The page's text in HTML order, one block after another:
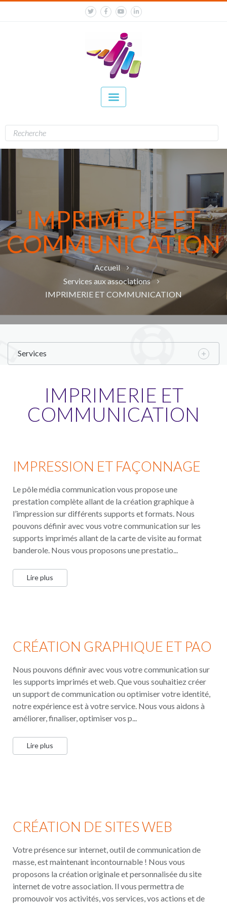
IMPRIMERIE ET
COMMUNICATION
Accueil
Services aux associations
IMPRIMERIE ET COMMUNICATION
Services
IMPRIMERIE ET
COMMUNICATION
IMPRESSION ET FAÇONNAGE
Le pôle média communication vous propose une
prestation complète allant de la création graphique à
l’impression sur différents supports et formats. Nous
pouvons définir avec vous votre communication sur les
supports imprimés allant de la carte de visite au format
banderole. Nous vous proposons une prestatio...
Lire plus
CRÉATION GRAPHIQUE ET PAO
Nous pouvons définir avec vous votre communication sur
les supports imprimés et web. Que vous souhaitiez créer
un support de communication ou optimiser votre identité,
notre expérience est à votre service. Nous vous aidons à
améliorer, finaliser, optimiser vos p...
Lire plus
CRÉATION DE SITES WEB
Votre présence sur internet, outil de communication de
masse, est maintenant incontournable ! Nous vous
proposons la création originale et personnalisée du site
internet de votre association. Il vous permettra de
promouvoir vos activités, vos services, vos actions et de